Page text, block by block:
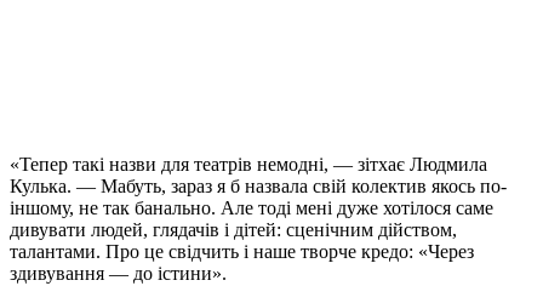
«Тепер такі назви для театрів немодні, — зітхає Людмила
Кулька. — Мабуть, зараз я б назвала свій колектив якось по-
іншому, не так банально. Але тоді мені дуже хотілося саме
дивувати людей, глядачів і дітей: сценічним дійством,
талантами. Про це свідчить і наше творче кредо: «Через
здивування — до істини».